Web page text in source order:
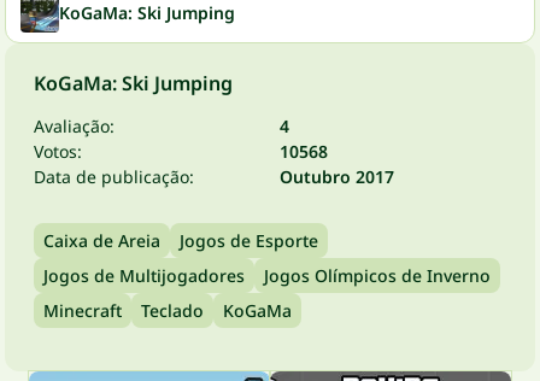
KoGaMa: Ski Jumping
KoGaMa: Ski Jumping
Avaliação:
4
Votos:
10568
Data de publicação:
Outubro 2017
Caixa de Areia
Jogos de Esporte
Jogos de Multijogadores
Jogos Olímpicos de Inverno
Minecraft
Teclado KoGaMa